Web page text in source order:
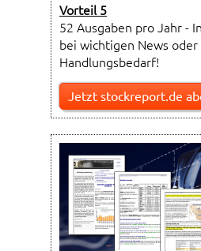
Vorteil 5
52 Ausgaben pro Jahr -
bei wichtigen News oder
Handlungsbedarf!
Jetzt stockreport.de